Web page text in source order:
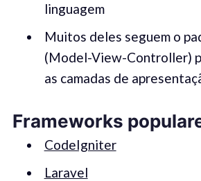
linguagem
Muitos deles seguem o
(Model-View-Controller)
as camadas de
Frameworks
CodeIgniter
Laravel